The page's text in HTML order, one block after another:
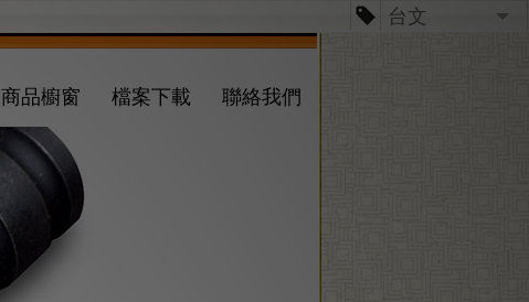
台文
商品櫥窗 檔案下載 聯絡我們